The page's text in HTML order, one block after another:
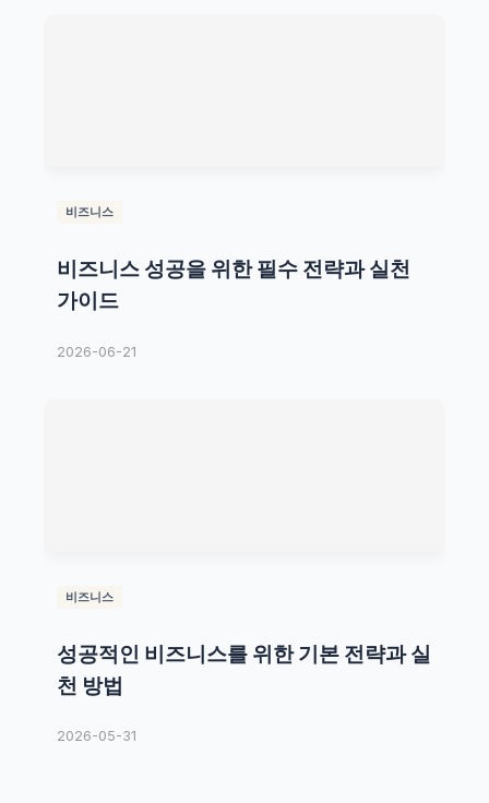
비즈니스
비즈니스 성공을 위한 필수 전략과 실천
가이드
2026-06-21
비즈니스
성공적인 비즈니스를 위한 기본 전략과 실
천 방법
2026-05-31